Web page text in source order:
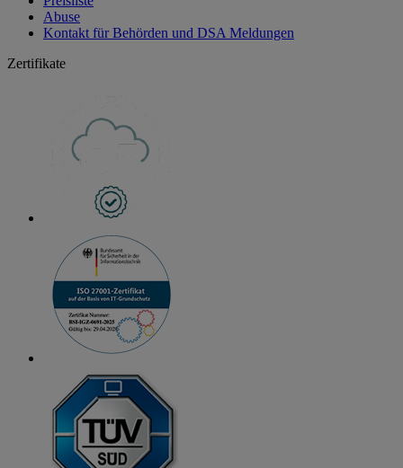
Abuse
Kontakt für Behörden und DSA Meldungen
Zertifikate